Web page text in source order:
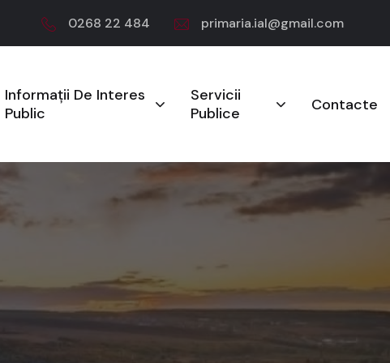
0268 22 484 primaria.ial@gmail.com
Informații De Interes
Public
Servicii
Publice
Contacte